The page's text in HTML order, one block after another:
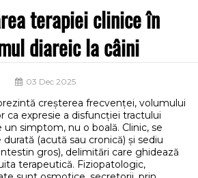
terapiei clinice în
diareic la câini
03 Dec 2025
creșterea frecvenței, volumului
ca expresie a disfuncției tractului
simptom, nu o boală. Clinic, se
(acută sau cronică) și sediu
gros), delimitări care ghidează
terapeutică. Fiziopatologic,